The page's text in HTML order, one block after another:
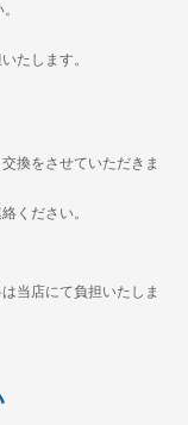
たします。
換をさせていただきま
ください。
当店にて負担いたしま